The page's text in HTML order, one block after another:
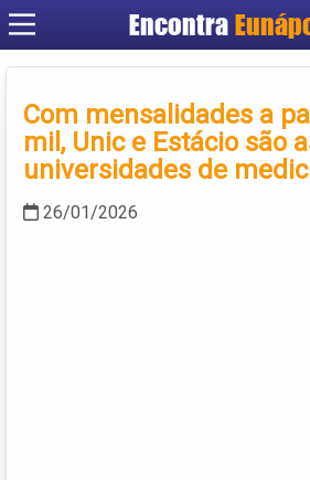
Encontra
Cadastrar
Criar conta
Com mensalidades a
mil, Unic e Estácio são
universidades de
26/01/2026